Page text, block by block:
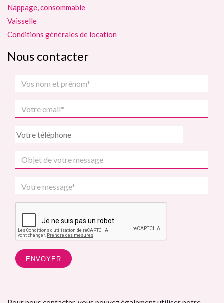
Nappage, consommable
Vaisselle
Conditions générales de location
Nous contacter